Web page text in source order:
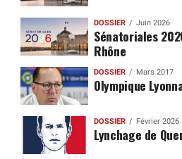
DOSSIER Juin 2026
Sénatoriales
Rhône
DOSSIER Mars 2017
Olympique
DOSSIER Février 2026
Lynchage de